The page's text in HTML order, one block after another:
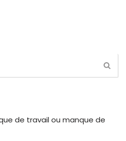
de travail ou manque de